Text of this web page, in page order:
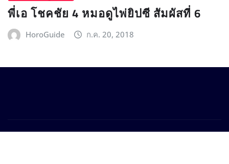
พี่เอ โชคชัย 4 หมอดูไพ่ยิปซี สัมผัสที่ 6
HoroGuide ก.ค. 20, 2018